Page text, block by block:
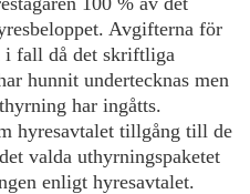
Avgifterna för
i fall då det skriftliga
hunnit undertecknas men
har ingåtts.
hyresavtalet tillgång till de
valda uthyrningspaketet
enligt hyresavtalet.